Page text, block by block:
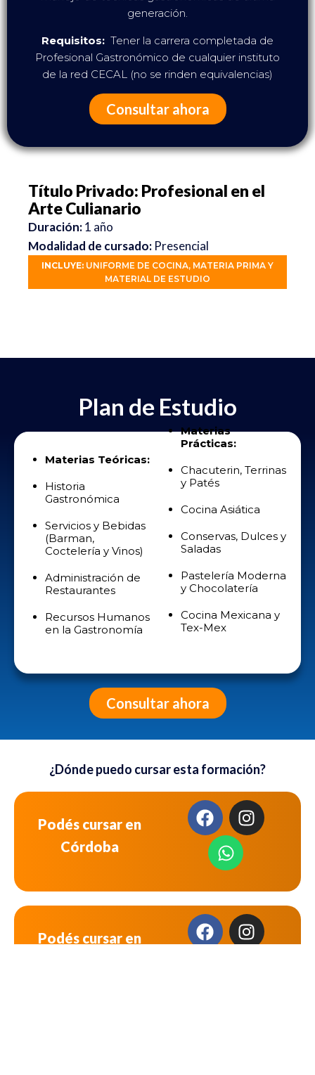
generación.
Requisitos: Tener la carrera completada de
Profesional Gastronómico de cualquier instituto
de la red CECAL (no se rinden equivalencias)
Consultar ahora
Título Privado: Profesional en el
Arte Culianario
Duración:1 año
Modalidad de cursado: Presencial
INCLUYE: UNIFORME DE COCINA, MATERIA PRIMA Y
MATERIAL DE ESTUDIO
Plan de Estudio
Materias Teóricas:
Historia
Gastronómica
Servicios y Bebidas
(Barman,
Coctelería y Vinos)
Administración de
Restaurantes
Recursos Humanos
en la Gastronomía
Materias
Prácticas:
Chacuterin, Terrinas
y Patés
Cocina Asiática
Conservas, Dulces y
Saladas
Pastelería Moderna
y Chocolatería
Cocina Mexicana y
Tex-Mex
Consultar ahora
¿Dónde puedo cursar esta formación?
Podés cursar en
Córdoba
Podés cursar en